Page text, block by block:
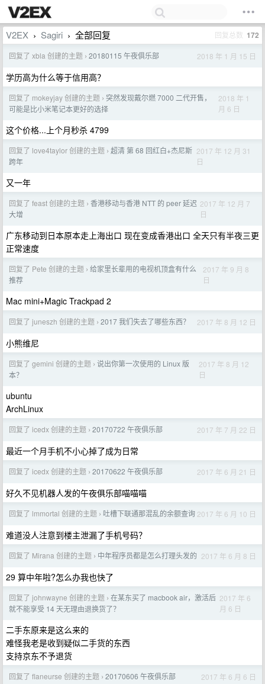
V2EX › Sagiri › 全部回复 回复总数 172
回复了 xbla 创建的主题 › 20180115 午夜俱乐部 2018 年 1 月 15 日
学历高为什么等于信用高？
回复了 mokeyjay 创建的主题 › 突然发现戴尔燃 7000 二代开售，
可能是比小米笔记本更好的选择
2018 年 1
月 6 日
这个价格...上个月秒杀 4799
回复了 love4taylor 创建的主题 › 超清 第 68 回红白+杰尼斯
跨年
2017 年 12 月 31
日
又一年
回复了 feast 创建的主题 › 香港移动与香港 NTT 的 peer 延迟
大增
2017 年 12 月 7
日
广东移动到日本原本走上海出口 现在变成香港出口 全天只有半夜三更
正常速度
回复了 Pete 创建的主题 › 给家里长辈用的电视机顶盒有什么
推荐
2017 年 9 月 8
日
Mac mini+Magic Trackpad 2
回复了 juneszh 创建的主题 › 2017 我们失去了哪些东西？ 2017 年 8 月 12 日
小熊维尼
回复了 gemini 创建的主题 › 说出你第一次使用的 Linux 版
本？
2017 年 8 月 12
日
ubuntu
ArchLinux
回复了 icedx 创建的主题 › 20170722 午夜俱乐部 2017 年 7 月 22 日
最近一个月手机不小心掉了成为日常
回复了 icedx 创建的主题 › 20170622 午夜俱乐部 2017 年 6 月 21 日
好久不见机器人发的午夜俱乐部喵喵喵
回复了 lmmortal 创建的主题 › 吐槽下联通那混乱的余额查询 2017 年 6 月 10 日
难道没人注意到楼主泄漏了手机号码？
回复了 Mirana 创建的主题 › 中年程序员都是怎么打理头发的 2017 年 6 月 8 日
29 算中年啦?怎么办我也快了
回复了 johnwayne 创建的主题 › 在某东买了 macbook air，激活后
就不能享受 14 天无理由退换货了？
2017 年 6
月 6 日
二手东原来是这么来的
难怪我老是收到疑似二手货的东西
支持京东不予退货
回复了 flaneurse 创建的主题 › 20170606 午夜俱乐部 2017 年 6 月 6 日